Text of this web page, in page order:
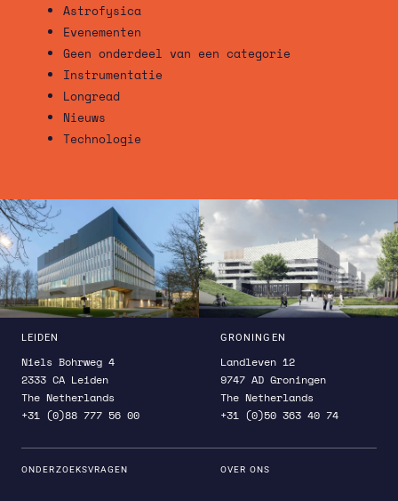
Astrofysica
Evenementen
Geen onderdeel van een categorie
Instrumentatie
Longread
Nieuws
Technologie
LEIDEN
Niels Bohrweg 4
2333 CA Leiden
The Netherlands
+31 (0)88 777 56 00
GRONINGEN
Landleven 12
9747 AD Groningen
The Netherlands
+31 (0)50 363 40 74
ONDERZOEKSVRAGEN OVER ONS